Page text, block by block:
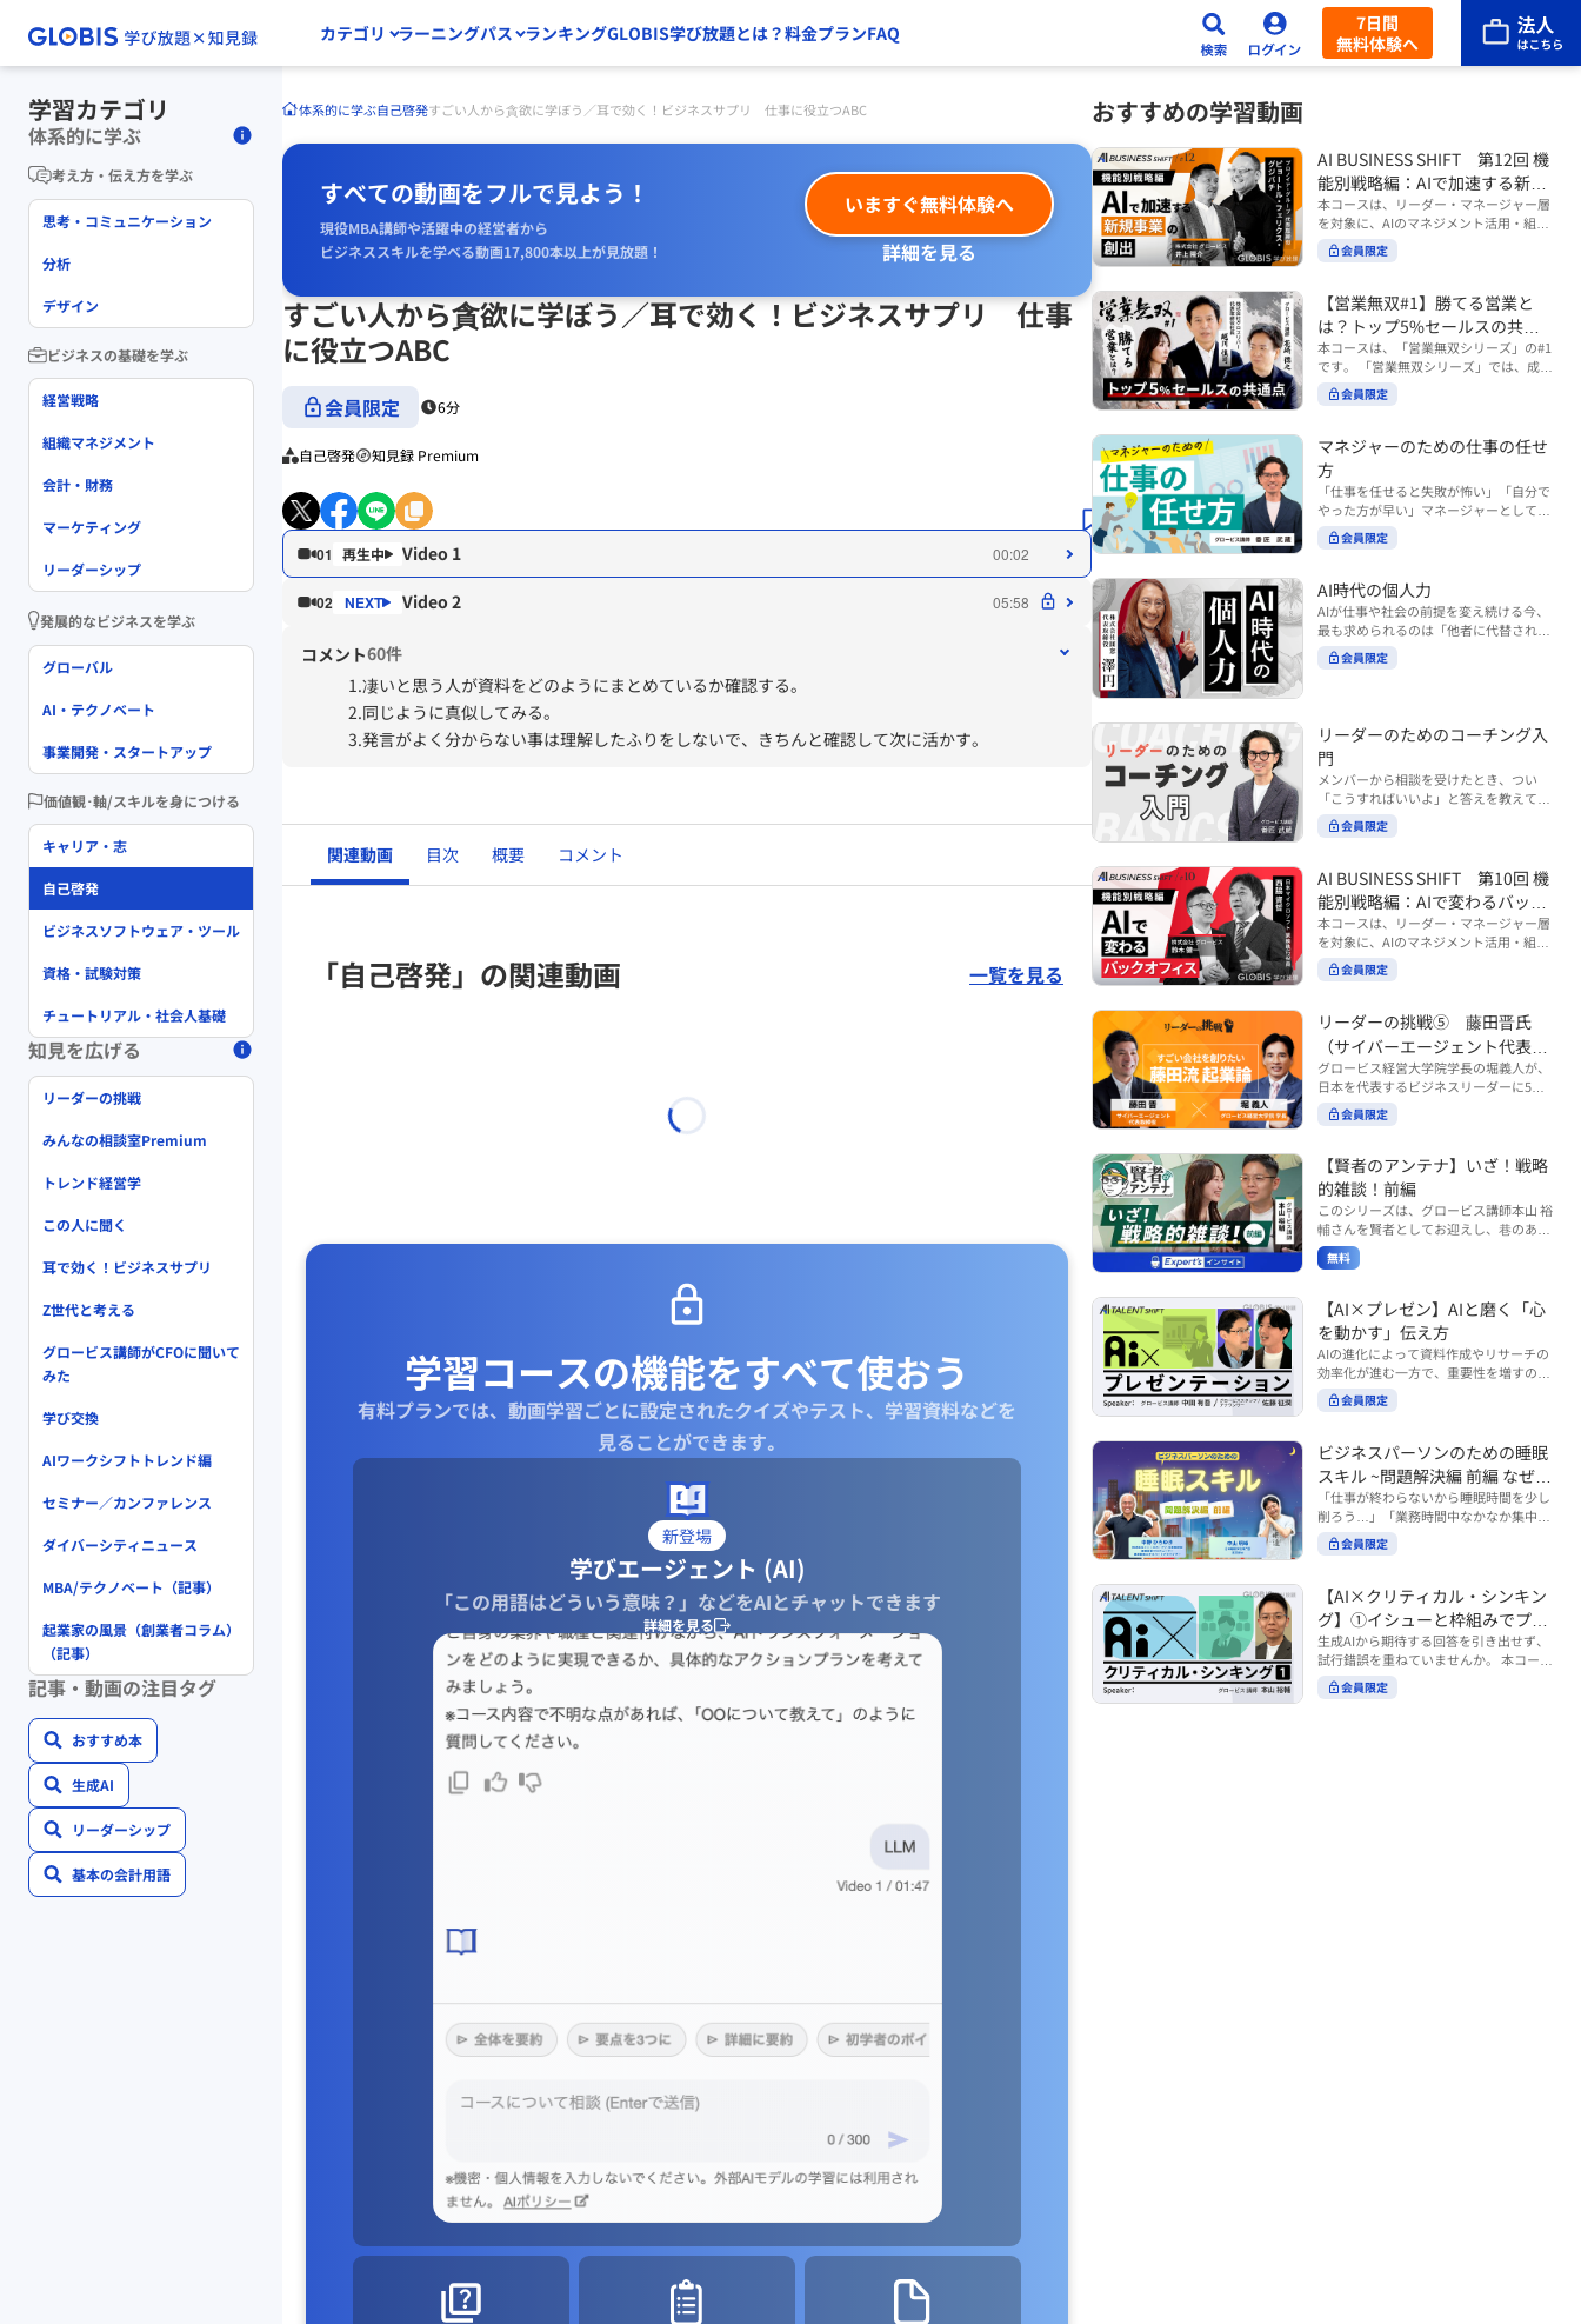
カテゴリ ラーニングパス ランキングGLOBIS学び放題とは？料金プランFAQ
7日間
無料体験へ
体系的に学ぶ自己啓発すごい人から貪欲に学ぼう／耳で効く！ビジネスサプリ 仕事に役立つABC
すべての動画をフルで見よう！
現役MBA講師や活躍中の経営者から
ビジネススキルを学べる動画17,800本以上が見放題！
いますぐ無料体験へ
詳細を見る
すごい人から貪欲に学ぼう／耳で効く！ビジネスサプリ 仕事
に役立つABC
会員限定 6分
自己啓発 知見録 Premium
01 Video 1 00:02
02 Video 2 05:58
コメント60件
1.凄いと思う人が資料をどのようにまとめているか確認する。
2.同じように真似してみる。
3.発言がよく分からない事は理解したふりをしないで、きちんと確認して次に活かす。
関連動画 目次 概要 コメント
「自己啓発」の関連動画 一覧を見る
学習コースの機能をすべて使おう
有料プランでは、動画学習ごとに設定されたクイズやテスト、学習資料などを
見ることができます｡
新登場
学びエージェント (AI)
「この用語はどういう意味？」などをAIとチャットできます
詳細を見る
おすすめの学習動画
AI BUSINESS SHIFT 第12回 機
能別戦略編：AIで加速する新規
事業の創出
本コースは、リーダー・マネージャー層
を対象に、AIのマネジメント活用・組織
活用を体系的に学ぶ 『AI BUSINESS SHI
FTシリーズ（全12回）』の第12回で
る新規事業の創出」では、新規事業やス
タートアップを取り巻く環境がどのよう
に変化しているのかを俯瞰し、新たな価
値創造と非連続な成長を生み出すため
に、AI時代における事業機会の捉え方
や、成功確率を高めるための考え方につ
携わるリーダー・マネージャーの方 ・AI
を活用して事業創出のスピードや成功確
率を高めたい方 ・AI時代における新規事
業リーダーの役割やマインドセットを学
びたい方 ■AIシフトシリーズとは？ 『AI
BUSINESS SHIFTシリーズ』は以下の3
す。（順次公開） https://unlimited.glo
bis.co.jp/ja/tags/AI%E3%83%93%E3%8
2%B8%E3%83%8D%E3%82%B9%E3%
82%B7%E3%83%95%E3%83%88 ・基
礎編（第1回〜3回）：リーダーやマネー
のリーダーシップや組織変革を中心に学
ぶコース ・機能別戦略編（第8回〜12
回）：AI時代における機能別での戦略の
あり方を中心に学ぶコース より実践的な
AIツールの活用法について学びたい方は
『AI WORK SHIFTシリーズ』をご視聴く
3%BC%E3%82%AF%E3%82%B7%E3%
83%95%E3%83%88 ※本コースは、AIの
マネジメント活用を学ぶ「AIビジネスシ
フト」シリーズの一環として提供してい
ます。 ※本動画は、制作時点の情報に基
づき作成したものです（2026年03月制
会員限定
【営業無双#1】勝てる営業と
は？トップ5%セールスの共通
点
本コースは、「営業無双シリーズ」の#1
です。 「営業無双シリーズ」では、成約
率アップに向けて、お客様に選ばれ続け
る無双の営業になるための実践的な考え
（#2以降は順次公開） 本コースでは、
「勝てる営業とは？トップ5%セールス
の共通点」をテーマに BtoBでお客様に
選ばれる営業の役割 トップ5％のセール
スに共通する行動や考え方 成果につなが
る実践的なポイント などを解説します。
◾️こんな方におすすめ 提案しても顧客に
が多い方 顧客の本当の課題や決裁者の判
断基準をつかみきれず、案件が前に進ま
ない方 再現性のある営業テクニックを身
につけたい方 ※本動画は、制作時点の情
報に基づき作成したものです（2026年7
会員限定
マネジャーのための仕事の任せ
方
「仕事を任せると失敗が怖い」「自分で
やった方が早い」マネージャーとしてメ
ンバーやチームの力を引き出しながら成
果を上げるには、どのように仕事を任せ
い時代において、マネージャーとして成
果を上げ続けるためには、メンバーの個
性や特性を理解し、それに合わせた効果
的な任せ方を身につけることが重要で
す。このコースでは、ソーシャルスタイ
し、自身のリーダーシップを発揮できる
ようになっていきます。 ※本動画は、制
作時点の情報に基づき作成したものです
（2024年12月制作）
会員限定
AI時代の個人力
AIが仕事や社会の前提を変え続ける今、
最も求められるのは「他者に代替されな
い個としての力」“個人力”です。 本コー
スでは、澤円氏の著書『個人力』をもと
ーマは、「Being（ありたい自分）」を
中心に据え、自ら考え（Think）、変化
し（Transform）、協働する（Collabor
ate）ことで、自分らしい価値を発揮し
ていくこと。 リスキリングやAI活用が叫
ばれる今こそ、スキルより先に“自分の
軸”を問うことが重要です。 あなたは何
か？ このコースは、あなたが“ありたい
自分”として生き、キャリアをデザイン
していくための思考と行動のガイドにな
ります。 ※本動画は、制作時点の情報に
基づき作成したものです（2025年11月
制作）
会員限定
リーダーのためのコーチング入
門
メンバーから相談を受けたとき、つい
「こうすればいいよ」と答えを教えてし
まう。 あるいは、「自分で考えてほし
い」と思うあまり、すべて任せきりにし
つつ、自律的に仕事を進めてもらうため
にはどうすればよいのか。 こうした悩み
に直面するリーダー・マネージャーの方
は多いのではないでしょうか。 変化が激
しく、正解のない現代においては、指示
や助言にとどまらず、メンバーの思考を
引き出し、自律的な行動を促す「コーチ
す。 本コースでは、基礎的なコーチング
の考え方を押さえたうえで、実際の職場
で起こりがちな事例をもとに、相手の思
考と行動を引き出す関わり方を学びま
す。 また、代表的なコーチングのフレー
ムワークである「GROWモデル」を取り
の主体性を引き出していくのかを、わか
りやすく解説します。 メンバーとの対話
を、成長を促す機会へと変えていく。そ
の第一歩としておすすめのコースです。
コース内で紹介している「傾聴力」を深
めたい方は、こちらも合わせてご覧くだ
さい。 ・傾聴力 ~リーダーのための聴く
is.co.jp/ja/courses/fe285262/learn/step
s/59808 ・傾聴力 ~リーダーのための聴
く技術~（実践編） https://unlimited.gl
obis.co.jp/ja/courses/01d24a39/learn/s
teps/59813 ※本動画は、制作時点の情
報に基づき作成したものです（2026年6
月制作）
会員限定
AI BUSINESS SHIFT 第10回 機
能別戦略編：AIで変わるバック
オフィス
本コースは、リーダー・マネージャー層
を対象に、AIのマネジメント活用・組織
活用を体系的に学ぶ 『AI BUSINESS SHI
FTシリーズ（全12回）』の第10回で
バックオフィス」では、人事・総務・労
務・経理・情報システムなどのバックオ
フィス領域において、定型業務の自動化
や効率化といった現場レベルのAI活用だ
けでなく、いかにして経営や戦略に貢献
する存在へと進化していくのかについて
考えを深め、学んでいきます。 ■こんな
理・情シスなど、バックオフィス部門を
率いるリーダー・マネージャーの方 ・バ
ックオフィス業務へのAI活用やDX推進を
担っている方 ・AI時代におけるバックオ
フィスの役割や戦略のあり方を考えたい
方 ■AIシフトシリーズとは？ 『AI BUSI
で設計された全12回のシリーズです。
（順次公開） https://unlimited.globis.c
o.jp/ja/tags/AI%E3%83%93%E3%82%B
8%E3%83%8D%E3%82%B9%E3%82%
B7%E3%83%95%E3%83%88 ・基礎編
（第1回〜3回）：リーダーやマネージャ
ーに求められる、AI時代の基礎的なリテ
ジメント編（第4回〜7回）：AI時代のリ
ーダーシップや組織変革を中心に学ぶコ
ース ・機能別戦略編（第8回〜12回）：
AI時代における機能別での戦略のあり方
を中心に学ぶコース より実践的なAIツー
ルの活用法について学びたい方は『AI W
earch?tag=AI%E3%83%AF%E3%83%B
C%E3%82%AF%E3%82%B7%E3%83%
95%E3%83%88 ※本コースは、AIのマネ
ジメント活用を学ぶ「AIビジネスシフ
ト」シリーズの一環として提供していま
す。 ※本動画は、制作時点の情報に基づ
会員限定
リーダーの挑戦⑤ 藤田晋氏
（サイバーエージェント代表取
締役）
グロービス経営大学院学長の堀義人が、
日本を代表するビジネスリーダーに5つ
の質問（能力開発／挑戦／試練／仲間／
志）を投げかけ、その人生哲学を解き明
ーエージェント代表取締役の藤田晋氏。
起業の理由、経営をどうやって学んだ
か、アメーバブログ・ABEMAの立ち上
げ、経営チームづくりについてなど聞い
ていきます。（肩書きは2020年12月11
日撮影当時のもの） 藤田 晋 サイバー
ス・キャピタル・パートナーズ 代表パ
ートナー
会員限定
【賢者のアンテナ】いざ！戦略
的雑談！前編
このシリーズは、グロービス講師本山 裕
輔さんを賢者としてお迎えし、巷のあり
とあらゆるものを独自の視点で紐解き、
皆様の学びの意欲を刺激するコンテンツ
期配信されます。 取り上げて欲しいご質
問やテーマ、感想を随時受け付けていま
す。 グーグルフォーム（https://forms.g
le/qqoBYuRUmUYz4scC6） または グ
ロ放題編集部員のX（https://x.com/mai
rakobayashi） まで、ぜひご要望をお
6月制作）
無料
【AI×プレゼン】AIと磨く「心
を動かす」伝え方
AIの進化によって資料作成やリサーチの
効率化が進む一方で、重要性を増すのが
「伝える力」です。本コースでは、AI時
代のプレゼンに求められるデリバリース
を客観的に評価し、改善できるAI活用法
も紹介。大事な場面で「心を動かす」プ
レゼンをしたい方におすすめです。関連
コース「プレゼンテーションスキル」も
併せてご覧ください。 ▼プレゼン動画分
析プロンプト（辛口） https://hodai.glo
bis.co.jp/learning_documents/6f976cd
ル https://unlimited.globis.co.jp/ja/co
urses/598f3254/ ※本コースは、AI時代
のビジネススキルを学ぶ「AIタレントシ
フト」シリーズの一環として提供してい
ます。 https://unlimited.globis.co.jp/j
a/tags/AI%E3%82%BF%E3%83%AC%E
会員限定
ビジネスパーソンのための睡眠
スキル ~問題解決編 前編 なぜ眠
れないのか？~
「仕事が終わらないから睡眠時間を少し
削ろう…」「業務時間中なかなか集中で
きない…」「毎日朝起きるのがつら
い…」。 あなたはこのような経験をした
トの時間をやりくりするために、真っ先
に削りがちなのが「睡眠」時間。 実は
今、日本社会は世界と比較して「最も眠
らない国」だということもわかってきて
います。 慢性的な睡眠不足は、心身の健
康に悪影響なだけでなく、仕事のパフォ
ーマンスにも当然大きな影響を与え、社
会員限定
【AI×クリティカル・シンキン
グ】①イシューと枠組みでプロ
ンプトを磨く
生成AIから期待する回答を引き出せず、
試行錯誤を重ねていませんか。 本コース
では、生成AI活用の質を高める鍵とし
て、クリティカル・シンキングの視点か
会員限定
学習カテゴリ
体系的に学ぶ
考え方・伝え方を学ぶ
思考・コミュニケーション
分析
デザイン
ビジネスの基礎を学ぶ
経営戦略
組織マネジメント
会計・財務
マーケティング
リーダーシップ
発展的なビジネスを学ぶ
グローバル
AI・テクノベート
事業開発・スタートアップ
価値観･軸/スキルを身につける
キャリア・志
自己啓発
ビジネスソフトウェア・ツール
資格・試験対策
チュートリアル・社会人基礎
知見を広げる
リーダーの挑戦
みんなの相談室Premium
トレンド経営学
この人に聞く
耳で効く！ビジネスサプリ
Z世代と考える
グロービス講師がCFOに聞いて
みた
学び交換
AIワークシフトトレンド編
セミナー／カンファレンス
ダイバーシティニュース
MBA/テクノベート（記事）
起業家の風景（創業者コラム）
（記事）
記事・動画の注目タグ
おすすめ本
生成AI
リーダーシップ
基本の会計用語